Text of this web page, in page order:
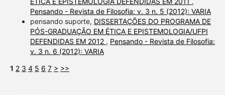
Pensando - Revista de Filosofia: v. 3 n. 5 (2012): VARIA
pensando suporte, DISSERTAÇÕES DO PROGRAMA DE
PÓS-GRADUAÇÃO EM ÉTICA E EPISTEMOLOGIA/UFPI
DEFENDIDAS EM 2012 , Pensando - Revista de Filosofia:
v. 3 n. 6 (2012): VARIA
1 2 3 4 5 6 7 > >>